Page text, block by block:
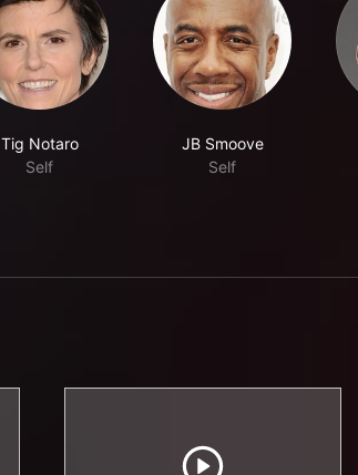
Tig Notaro
Self
JB Smoove
Self